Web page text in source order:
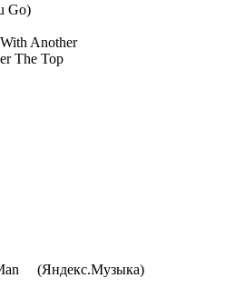
Go)
With Another
The Top
(Яндекс.Музыка)